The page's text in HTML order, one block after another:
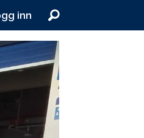
inn